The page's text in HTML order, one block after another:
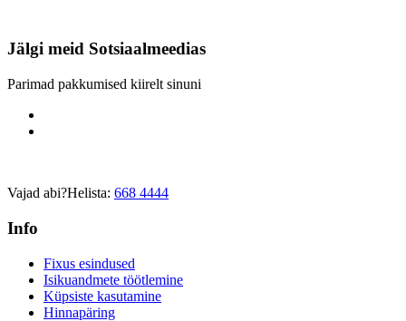
Jälgi meid Sotsiaalmeedias
Parimad pakkumised kiirelt sinuni
Vajad abi?Helista: 668 4444
Info
Fixus esindused
Isikuandmete töötlemine
Küpsiste kasutamine
Hinnapäring